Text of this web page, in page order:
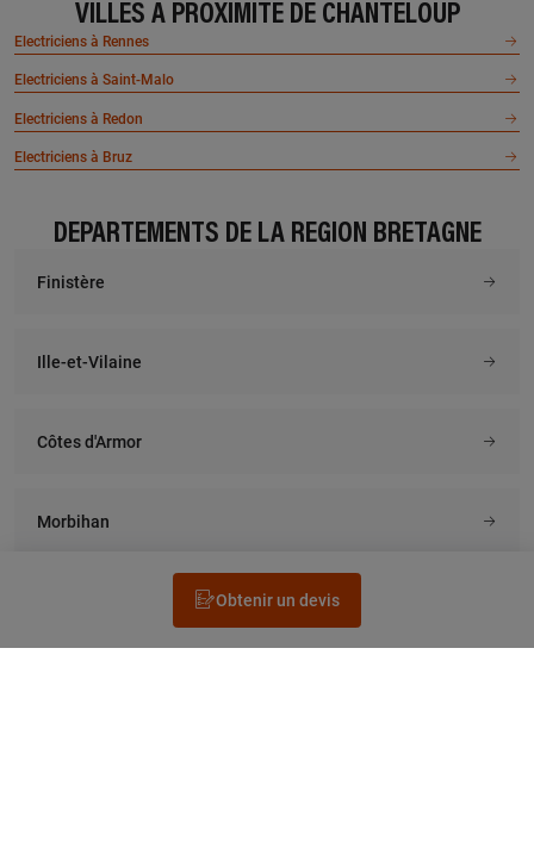
Obtenir un devis
VILLES À PROXIMITÉ DE CHANTELOUP
Electriciens à Rennes
Electriciens à Saint-Malo
Electriciens à Redon
Electriciens à Bruz
DÉPARTEMENTS DE LA RÉGION BRETAGNE
Finistère
Ille-et-Vilaine
Côtes d'Armor
Morbihan